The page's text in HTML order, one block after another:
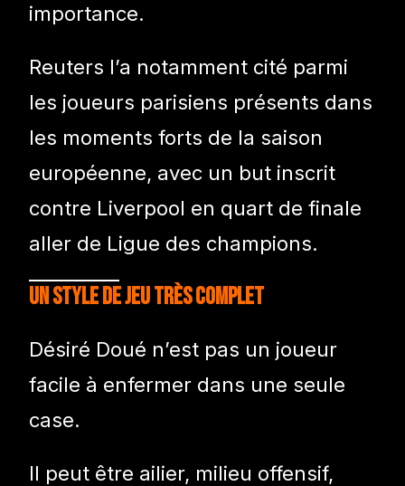
importance.
Reuters l’a notamment cité parmi
les joueurs parisiens présents dans
les moments forts de la saison
européenne, avec un but inscrit
contre Liverpool en quart de finale
aller de Ligue des champions.
Un style de jeu très complet
Désiré Doué n’est pas un joueur
facile à enfermer dans une seule
case.
Il peut être ailier, milieu offensif,